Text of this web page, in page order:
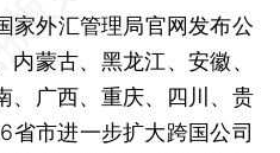
外汇管理局官网发布公
蒙古、黑龙江、安徽、
、广西、重庆、四川、贵
省市进一步扩大跨国公司